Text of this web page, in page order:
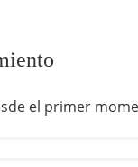
el primer